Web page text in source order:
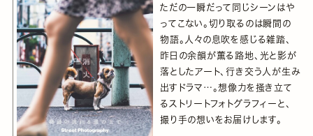
ただの一瞬だって同じシーンはや
ってこない。切り取るのは瞬間の
物語。人々の息吹を感じる雑踏、
昨日の余韻が薫る路地、光と影が
落としたアート、行き交う人が生み
出すドラマ…。想像力を掻き立て
るストリートフォトグラフィーと、
撮り手の想いをお届けします。